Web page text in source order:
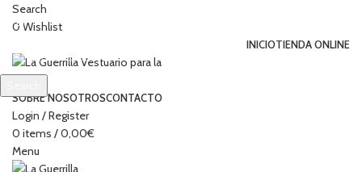
Search
0 Wishlist
INICIOTIENDA ONLINE
SOBRE NOSOTROSCONTACTO
Login / Register
0 items /0,00€
Menu
Start typing to see products you are looking for.